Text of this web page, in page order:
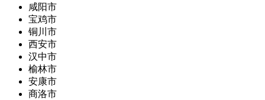
咸阳市
宝鸡市
铜川市
西安市
汉中市
榆林市
安康市
商洛市